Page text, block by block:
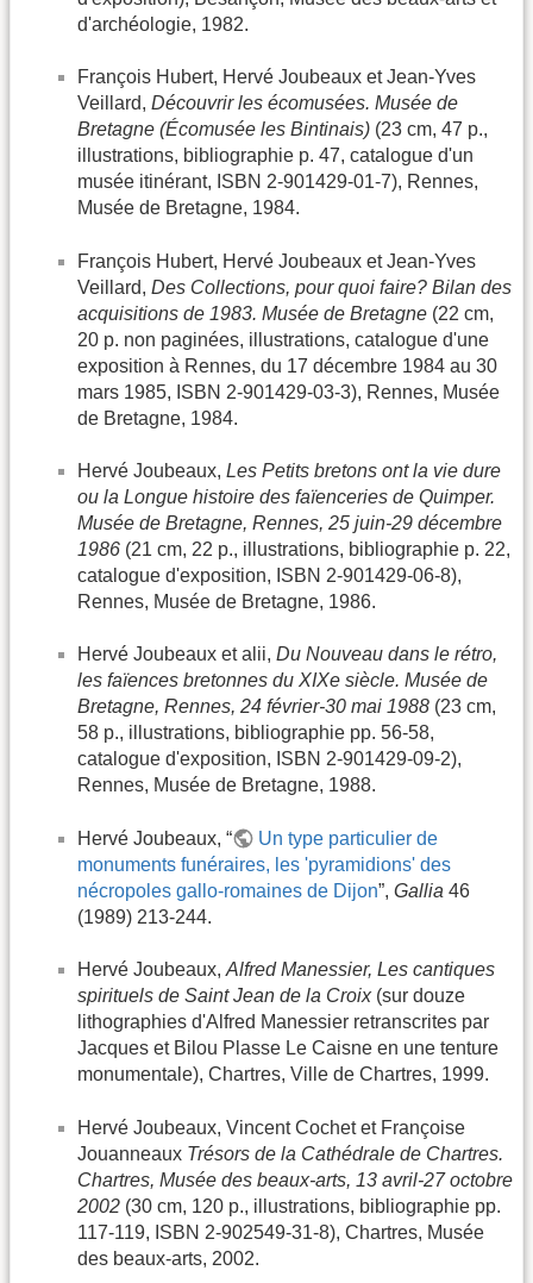
d'archéologie, 1982.
François Hubert, Hervé Joubeaux et Jean-Yves
Veillard, Découvrir les écomusées. Musée de
Bretagne (Écomusée les Bintinais) (23 cm, 47 p.,
illustrations, bibliographie p. 47, catalogue d'un
musée itinérant, ISBN 2-901429-01-7), Rennes,
Musée de Bretagne, 1984.
François Hubert, Hervé Joubeaux et Jean-Yves
Veillard, Des Collections, pour quoi faire? Bilan des
acquisitions de 1983. Musée de Bretagne (22 cm,
20 p. non paginées, illustrations, catalogue d'une
exposition à Rennes, du 17 décembre 1984 au 30
mars 1985, ISBN 2-901429-03-3), Rennes, Musée
de Bretagne, 1984.
Hervé Joubeaux, Les Petits bretons ont la vie dure
ou la Longue histoire des faïenceries de Quimper.
Musée de Bretagne, Rennes, 25 juin-29 décembre
1986 (21 cm, 22 p., illustrations, bibliographie p. 22,
catalogue d'exposition, ISBN 2-901429-06-8),
Rennes, Musée de Bretagne, 1986.
Hervé Joubeaux et alii, Du Nouveau dans le rétro,
les faïences bretonnes du XIXe siècle. Musée de
Bretagne, Rennes, 24 février-30 mai 1988 (23 cm,
58 p., illustrations, bibliographie pp. 56-58,
catalogue d'exposition, ISBN 2-901429-09-2),
Rennes, Musée de Bretagne, 1988.
Hervé Joubeaux, “
Un type particulier de
monuments funéraires, les 'pyramidions' des
nécropoles gallo-romaines de Dijon”, Gallia 46
(1989) 213-244.
Hervé Joubeaux, Alfred Manessier, Les cantiques
spirituels de Saint Jean de la Croix(sur douze
lithographies d'Alfred Manessier retranscrites par
Jacques et Bilou Plasse Le Caisne en une tenture
monumentale), Chartres, Ville de Chartres, 1999.
Hervé Joubeaux, Vincent Cochet et Françoise
Jouanneaux Trésors de la Cathédrale de Chartres.
Chartres, Musée des beaux-arts, 13 avril-27 octobre
2002 (30 cm, 120 p., illustrations, bibliographie pp.
117-119, ISBN 2-902549-31-8), Chartres, Musée
des beaux-arts, 2002.